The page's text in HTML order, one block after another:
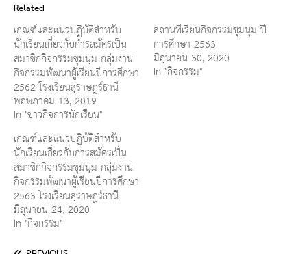
Related
เกณฑ์และแนวปฏิบัติสำหรับ
นักเรียนเกี่ยวกับกำรสมัครเป็น
สมาชิกกิจกรรมชุมนุม กลุ่มงาน
กิจกรรมพัฒนาผู้เรียนปีการศึกษา
2562 โรงเรียนสุราษฎร์ธานี
พฤษภาคม 13, 2019
In "ข่าวกิจการนักเรียน"
สถานที่เรียนกิจกรรมชุมนุม ปี
การศึกษา 2563
มิถุนายน 30, 2020
In "กิจกรรม"
เกณฑ์และแนวปฏิบัติสำหรับ
นักเรียนเกี่ยวกับการสมัครเป็น
สมาชิกกิจกรรมชุมนุม กลุ่มงาน
กิจกรรมพัฒนาผู้เรียนปีการศึกษา
2563 โรงเรียนสุราษฎร์ธานี
มิถุนายน 24, 2020
In "กิจกรรม"